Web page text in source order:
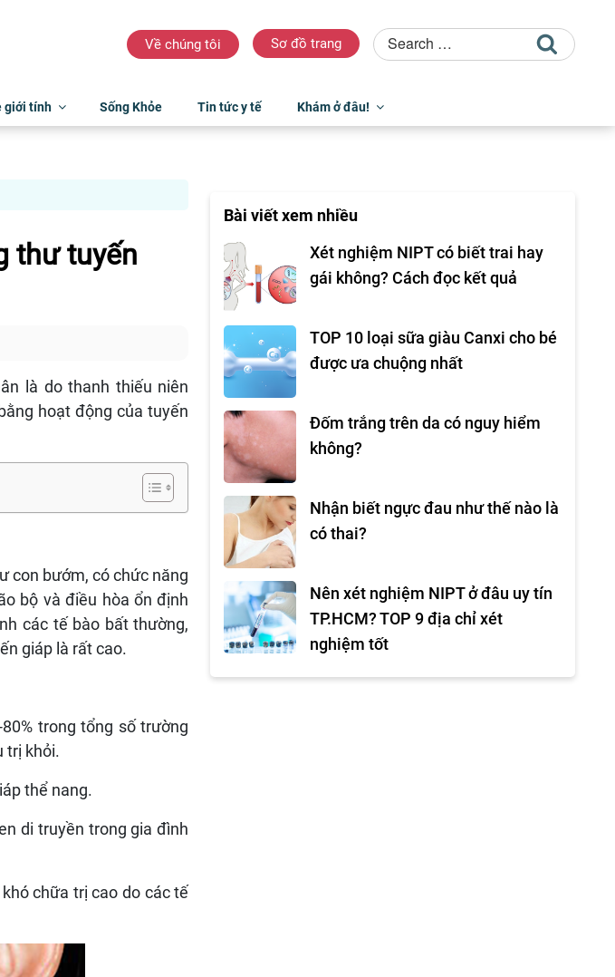
Về chúng tôi Sơ đồ trang
giới tính Sống Khỏe Tin tức y tế Khám ở đâu!
thư tuyến
là do thanh thiếu niên
hoạt động của tuyến
con bướm, có chức năng
bộ và điều hòa ổn định
các tế bào bất thường,
giáp là rất cao.
trong tổng số trường
trị khỏi.
thể nang.
di truyền trong gia đình
chữa trị cao do các tế
Bài viết xem nhiều
Xét nghiệm NIPT có biết trai hay
gái không? Cách đọc kết quả
TOP 10 loại sữa giàu Canxi cho bé
được ưa chuộng nhất
Đốm trắng trên da có nguy hiểm
không?
Nhận biết ngực đau như thế nào là
có thai?
Nên xét nghiệm NIPT ở đâu uy tín
TP.HCM? TOP 9 địa chỉ xét
nghiệm tốt